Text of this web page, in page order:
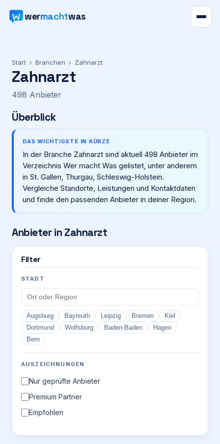
wermachtwas
Karte
Ratgeber
Werbung
Preise
Für Firmen
Start › Branchen › Zahnarzt
Zahnarzt
498 Anbieter
Überblick
DAS WICHTIGSTE IN KÜRZE
In der Branche Zahnarzt sind aktuell 498 Anbieter im
Verzeichnis Wer macht Was gelistet, unter anderem
in St. Gallen, Thurgau, Schleswig-Holstein.
Vergleiche Standorte, Leistungen und Kontaktdaten
und finde den passenden Anbieter in deiner Region.
Anbieter in Zahnarzt
Filter
STADT
Augsburg Bayreuth Leipzig Bremen
Kiel
Dortmund
Wolfsburg Baden-Baden
Hagen
Bern
AUSZEICHNUNGEN
Nur geprüfte Anbieter
Premium Partner
Empfohlen